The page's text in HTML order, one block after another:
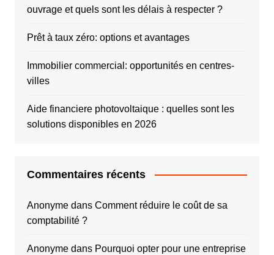
ouvrage et quels sont les délais à respecter ?
Prêt à taux zéro: options et avantages
Immobilier commercial: opportunités en centres-
villes
Aide financiere photovoltaique : quelles sont les
solutions disponibles en 2026
Commentaires récents
Anonymedans Comment réduire le coût de sa
comptabilité ?
Anonymedans Pourquoi opter pour une entreprise